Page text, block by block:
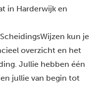
in Harderwijk en
kun je
overzicht en het
Jullie hebben één
jullie van begin tot